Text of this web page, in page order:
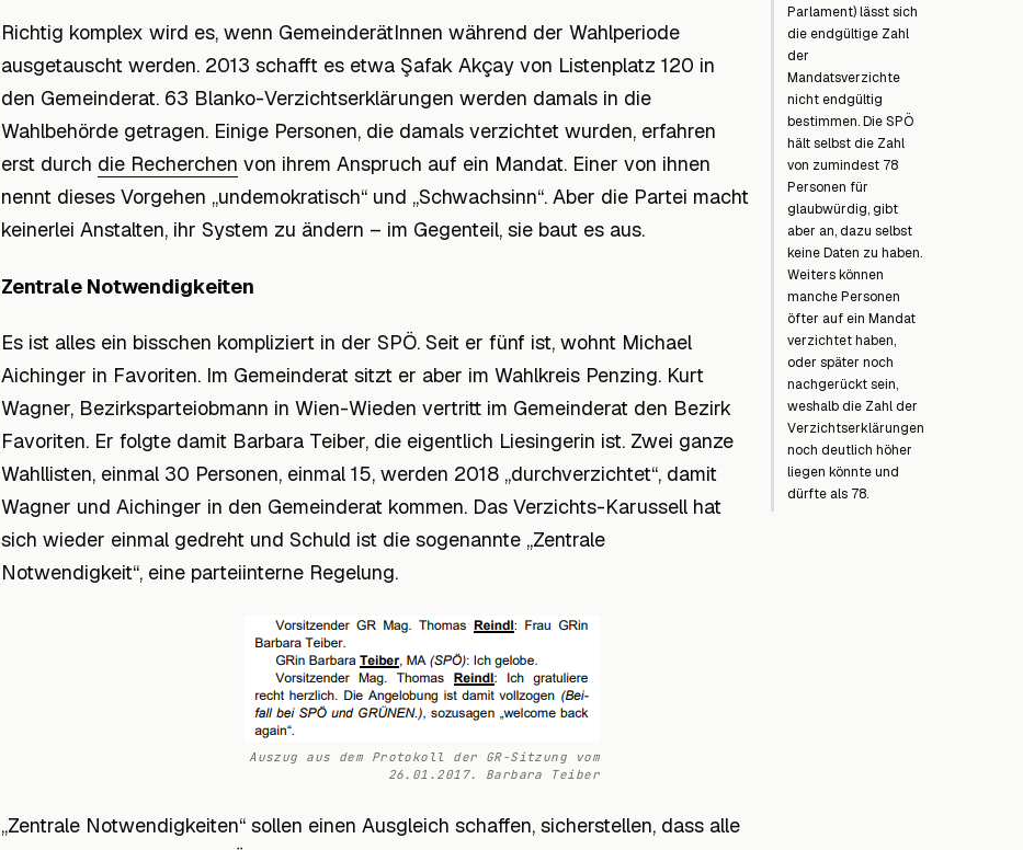
Parlament) lässt sich
die endgültige Zahl
der
Mandatsverzichte
nicht endgültig
bestimmen. Die SPÖ
hält selbst die Zahl
von zumindest 78
Personen für
glaubwürdig, gibt
aber an, dazu selbst
keine Daten zu haben.
Weiters können
manche Personen
öfter auf ein Mandat
verzichtet haben,
oder später noch
nachgerückt sein,
weshalb die Zahl der
Verzichtserklärungen
noch deutlich höher
liegen könnte und
dürfte als 78.
Richtig komplex wird es, wenn GemeinderätInnen während der Wahlperiode
ausgetauscht werden. 2013 schafft es etwa Şafak Akçay von Listenplatz 120 in
den Gemeinderat. 63 Blanko-Verzichtserklärungen werden damals in die
Wahlbehörde getragen. Einige Personen, die damals verzichtet wurden, erfahren
erst durch die Recherchen von ihrem Anspruch auf ein Mandat. Einer von ihnen
nennt dieses Vorgehen „undemokratisch“ und „Schwachsinn“. Aber die Partei macht
keinerlei Anstalten, ihr System zu ändern – im Gegenteil, sie baut es aus.
Zentrale Notwendigkeiten
Es ist alles ein bisschen kompliziert in der SPÖ. Seit er fünf ist, wohnt Michael
Aichinger in Favoriten. Im Gemeinderat sitzt er aber im Wahlkreis Penzing. Kurt
Wagner, Bezirksparteiobmann in Wien-Wieden vertritt im Gemeinderat den Bezirk
Favoriten. Er folgte damit Barbara Teiber, die eigentlich Liesingerin ist. Zwei ganze
Wahllisten, einmal 30 Personen, einmal 15, werden 2018 „durchverzichtet“, damit
Wagner und Aichinger in den Gemeinderat kommen. Das Verzichts-Karussell hat
sich wieder einmal gedreht und Schuld ist die sogenannte „Zentrale
Notwendigkeit“, eine parteiinterne Regelung.
Auszug aus dem Protokoll der GR-Sitzung vom
26.01.2017. Barbara Teiber
„Zentrale Notwendigkeiten“ sollen einen Ausgleich schaffen, sicherstellen, dass alle